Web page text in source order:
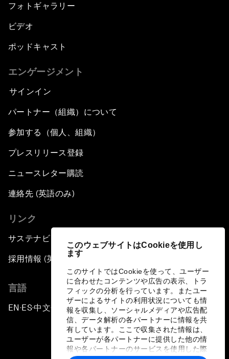
このウェブサイトはCookieを使用し
ます
このサイトではCookieを使って、ユーザー
に合わせたコンテンツや広告の表示、トラ
フィックの分析を行っています。またユー
ザーによるサイトの利用状況についても情
報を収集し、ソーシャルメディアや広告配
信、データ解析の各パートナーに情報を共
有しています。ここで収集された情報は、
ユーザーが各パートナーに提供した他の情
報や各パートナーのサービスを使用した際
フォトギャラリー
ビデオ
ポッドキャスト
エンゲージメント
サインイン
パートナー（組織）について
参加する（個人、組織）
プレスリリース登録
ニュースレター購読
連絡先 (英語のみ)
リンク
サステナビリティへの取り組み
採用情報 (英語のみ)
言語
EN ▪ES▪中文▪ 日本語